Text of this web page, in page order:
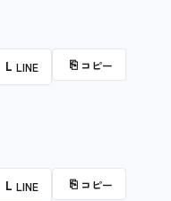
L LINE ⎘ コピー
L LINE ⎘ コピー